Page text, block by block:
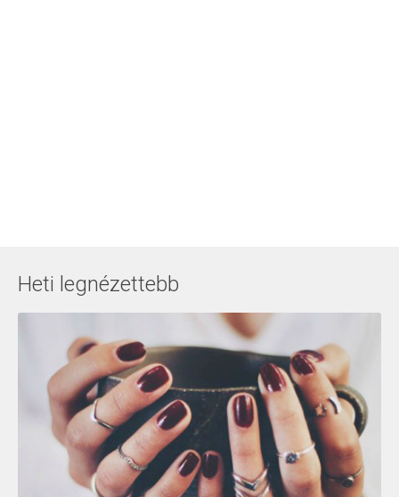
Heti legnézettebb